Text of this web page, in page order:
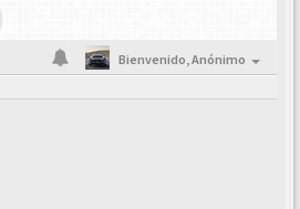
Bienvenido,Anónimo